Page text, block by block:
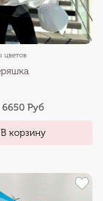
цветов
6650 Руб
В корзину